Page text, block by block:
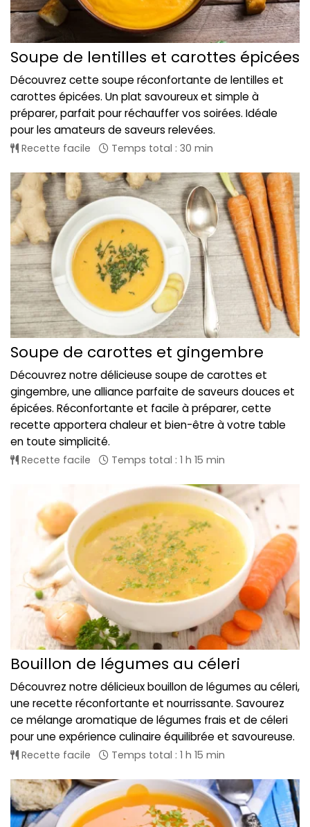
Soupe de lentilles et carottes épicées
Découvrez cette soupe réconfortante de lentilles et
carottes épicées. Un plat savoureux et simple à
préparer, parfait pour réchauffer vos soirées. Idéale
pour les amateurs de saveurs relevées.
Recette facile Temps total : 30 min
Soupe de carottes et gingembre
Découvrez notre délicieuse soupe de carottes et
gingembre, une alliance parfaite de saveurs douces et
épicées. Réconfortante et facile à préparer, cette
recette apportera chaleur et bien-être à votre table
en toute simplicité.
Recette facile Temps total : 1 h 15 min
Bouillon de légumes au céleri
Découvrez notre délicieux bouillon de légumes au céleri,
une recette réconfortante et nourrissante. Savourez
ce mélange aromatique de légumes frais et de céleri
pour une expérience culinaire équilibrée et savoureuse.
Recette facile Temps total : 1 h 15 min